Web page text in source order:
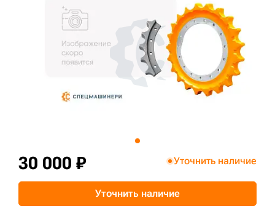
30 000 ₽ Уточнить наличие
Уточнить наличие
3D тур по производству
3D тур по складам
sksale@skdst.ru